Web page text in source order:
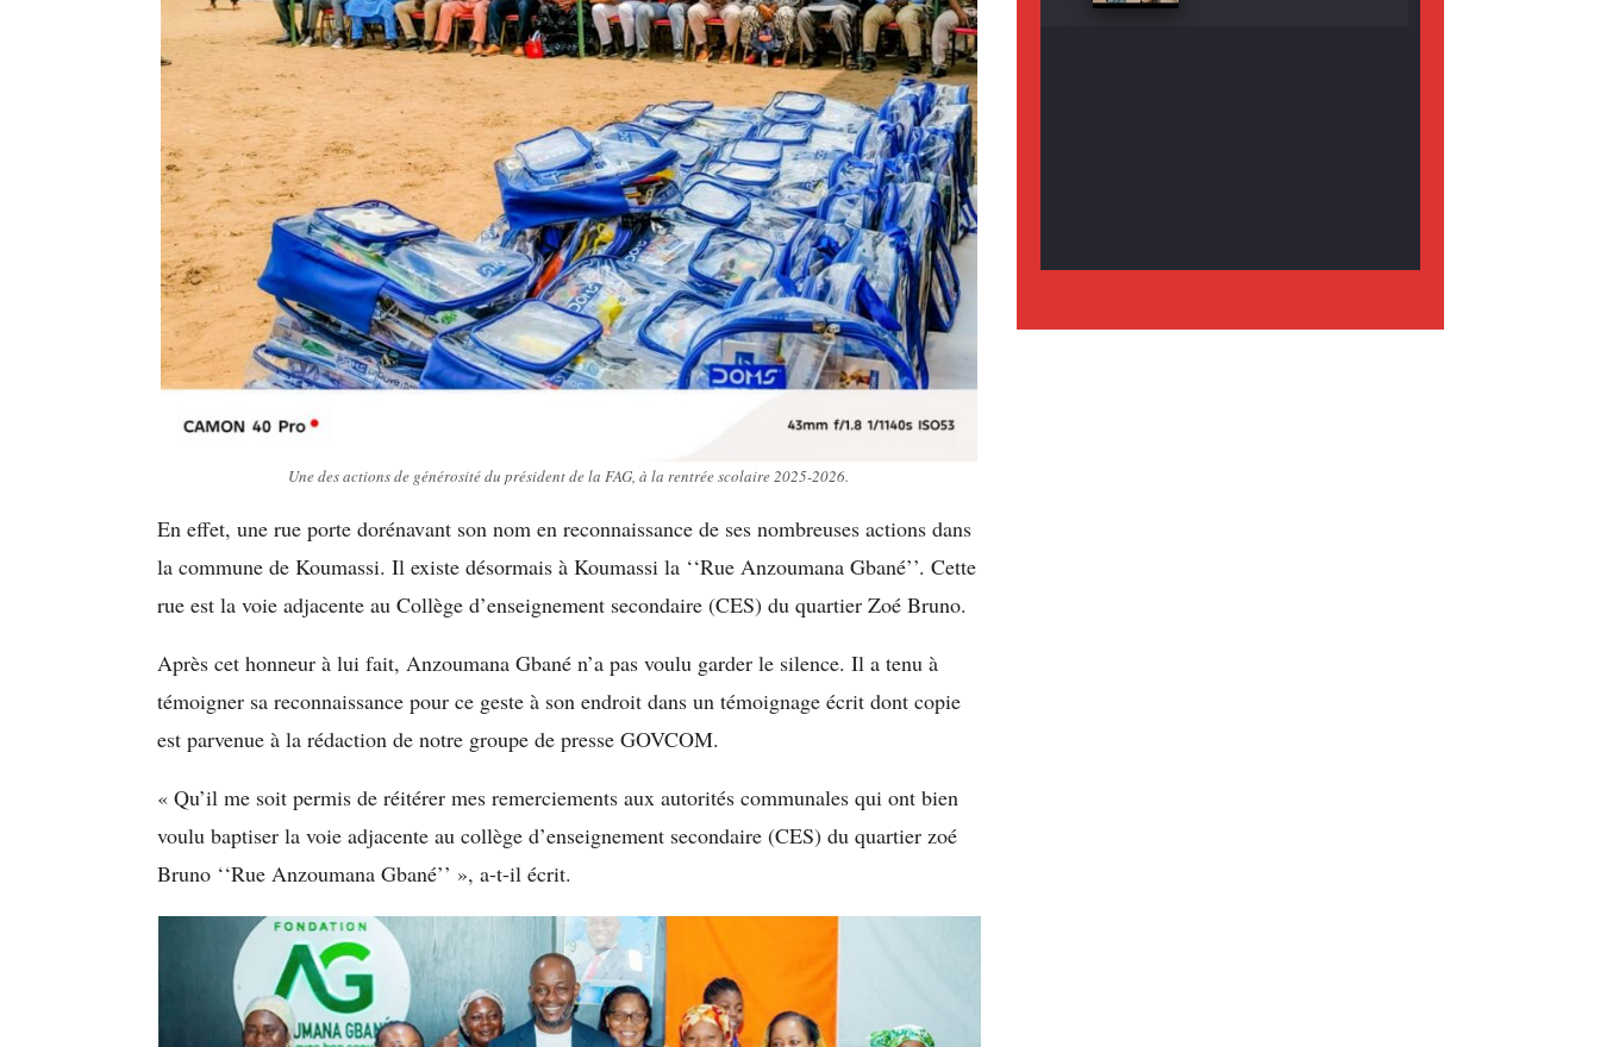
Une des actions de générosité du président de la FAG, à la rentrée scolaire 2025-2026.
En effet, une rue porte dorénavant son nom en reconnaissance de ses nombreuses actions dans
la commune de Koumassi. Il existe désormais à Koumassi la ‘‘Rue Anzoumana Gbané’’. Cette
rue est la voie adjacente au Collège d’enseignement secondaire (CES) du quartier Zoé Bruno.
Après cet honneur à lui fait, Anzoumana Gbané n’a pas voulu garder le silence. Il a tenu à
témoigner sa reconnaissance pour ce geste à son endroit dans un témoignage écrit dont copie
est parvenue à la rédaction de notre groupe de presse GOVCOM.
« Qu’il me soit permis de réitérer mes remerciements aux autorités communales qui ont bien
voulu baptiser la voie adjacente au collège d’enseignement secondaire (CES) du quartier zoé
Bruno ‘‘Rue Anzoumana Gbané’’ », a-t-il écrit.